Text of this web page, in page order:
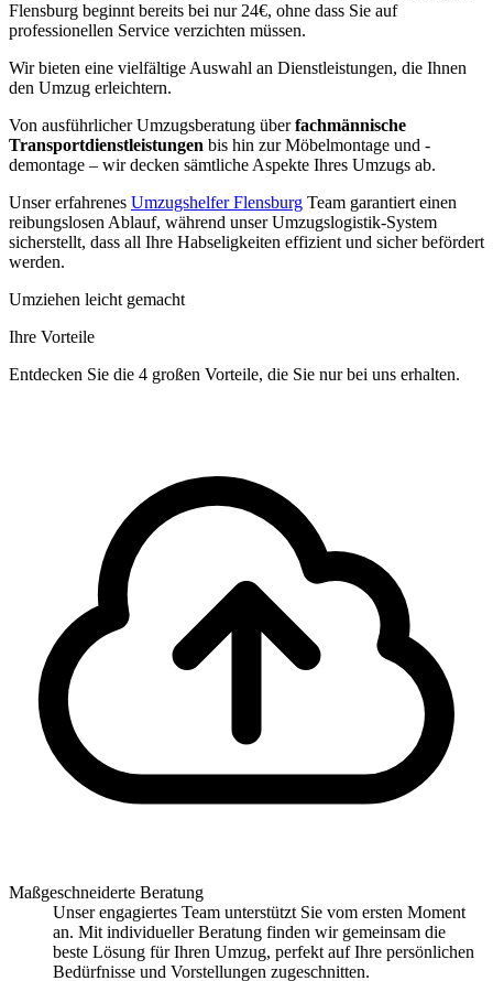
Flensburg beginnt bereits bei nur 24€, ohne dass Sie auf
professionellen Service verzichten müssen.
Wir bieten eine vielfältige Auswahl an Dienstleistungen, die Ihnen
den Umzug erleichtern.
Von ausführlicher Umzugsberatung überfachmännische
Transportdienstleistungen bis hin zur Möbelmontage und -
demontage – wir decken sämtliche Aspekte Ihres Umzugs ab.
Unser erfahrenes Umzugshelfer Flensburg Team garantiert einen
reibungslosen Ablauf, während unser Umzugslogistik-System
sicherstellt, dass all Ihre Habseligkeiten effizient und sicher befördert
werden.
Umziehen leicht gemacht
Ihre Vorteile
Entdecken Sie die 4 großen Vorteile, die Sie nur bei uns erhalten.
Maßgeschneiderte Beratung
Unser engagiertes Team unterstützt Sie vom ersten Moment
an. Mit individueller Beratung finden wir gemeinsam die
beste Lösung für Ihren Umzug, perfekt auf Ihre persönlichen
Bedürfnisse und Vorstellungen zugeschnitten.